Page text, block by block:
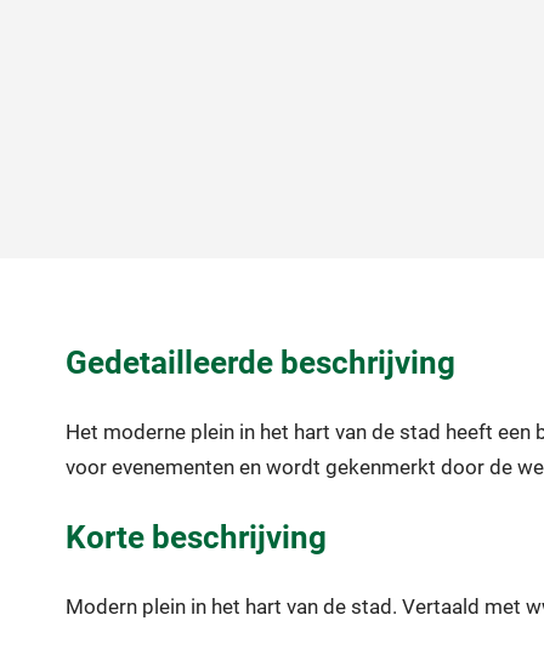
Gedetailleerde beschrijving
Het moderne plein in het hart van de stad heeft
voor evenementen en wordt gekenmerkt door de
Korte beschrijving
Modern plein in het hart van de stad. Vertaald met